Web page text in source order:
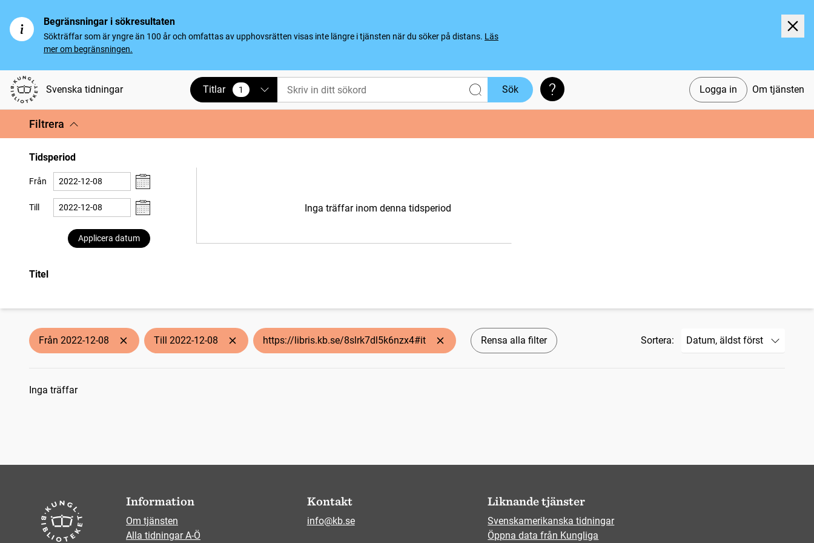
Begränsningar i sökresultaten
Sökträffar som är yngre än 100 år och omfattas av upphovsrätten visas inte längre i tjänsten när du söker på distans. Läs
mer om begränsningen.
Svenska tidningar Logga in Om tjänsten
Titlar 1
vald Sök Söktips
Filtrera
Tidsperiod
Från
Till
Applicera datum
Inga träffar inom denna tidsperiod
Titel
Från 2022-12-08 Till 2022-12-08 https://libris.kb.se/8slrk7dl5k6nzx4#it Rensa alla filter Sortera:
Sökresultat
Inga träffar
Information
Om tjänsten
Alla tidningar A-Ö
Kontakt
info@kb.se
Liknande tjänster
Svenskamerikanska tidningar
Öppna data från Kungliga